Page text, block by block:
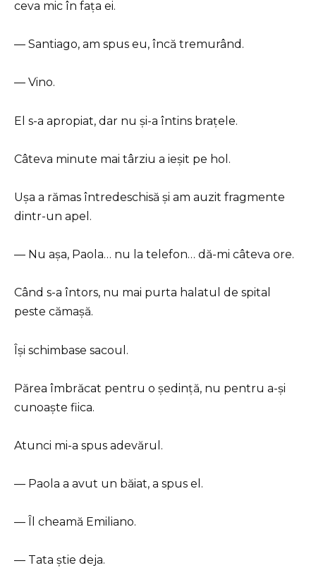
ceva mic în fața ei.
— Santiago, am spus eu, încă tremurând.
— Vino.
El s-a apropiat, dar nu și-a întins brațele.
Câteva minute mai târziu a ieșit pe hol.
Ușa a rămas întredeschisă și am auzit fragmente
dintr-un apel.
— Nu așa, Paola… nu la telefon… dă-mi câteva ore.
Când s-a întors, nu mai purta halatul de spital
peste cămașă.
Își schimbase sacoul.
Părea îmbrăcat pentru o ședință, nu pentru a-și
cunoaște fiica.
Atunci mi-a spus adevărul.
— Paola a avut un băiat, a spus el.
— Îl cheamă Emiliano.
— Tata știe deja.